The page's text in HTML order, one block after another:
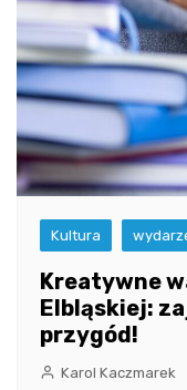
Kultura
Kreatywne
Elbląskiej:
przygód!
Karol Kaczmarek